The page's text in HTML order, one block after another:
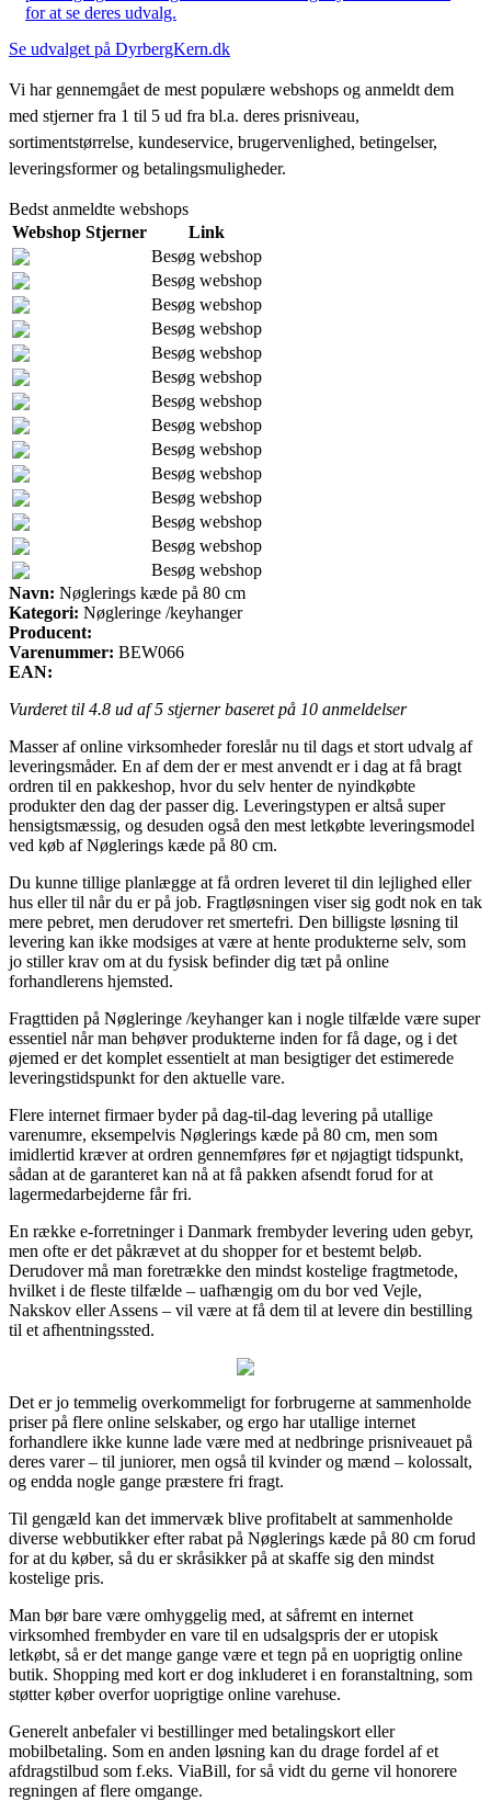
for at se deres udvalg.
Se udvalget på DyrbergKern.dk
Vi har gennemgået de mest populære webshops og anmeldt dem
med stjerner fra 1 til 5 ud fra bl.a. deres prisniveau,
sortimentstørrelse, kundeservice, brugervenlighed, betingelser,
leveringsformer og betalingsmuligheder.
Bedst anmeldte webshops
Webshop Stjerner
Link
Besøg webshop
Besøg webshop
Besøg webshop
Besøg webshop
Besøg webshop
Besøg webshop
Besøg webshop
Besøg webshop
Besøg webshop
Besøg webshop
Besøg webshop
Besøg webshop
Besøg webshop
Besøg webshop
Navn: Nøglerings kæde på 80 cm
Kategori: Nøgleringe /keyhanger
Producent:
Varenummer: BEW066
EAN:
Vurderet til 4.8 ud af 5 stjerner baseret på 10 anmeldelser
Masser af online virksomheder foreslår nu til dags et stort udvalg af
leveringsmåder. En af dem der er mest anvendt er i dag at få bragt
ordren til en pakkeshop, hvor du selv henter de nyindkøbte
produkter den dag der passer dig. Leveringstypen er altså super
hensigtsmæssig, og desuden også den mest letkøbte leveringsmodel
ved køb af Nøglerings kæde på 80 cm.
Du kunne tillige planlægge at få ordren leveret til din lejlighed eller
hus eller til når du er på job. Fragtløsningen viser sig godt nok en tak
mere pebret, men derudover ret smertefri. Den billigste løsning til
levering kan ikke modsiges at være at hente produkterne selv, som
jo stiller krav om at du fysisk befinder dig tæt på online
forhandlerens hjemsted.
Fragttiden på Nøgleringe /keyhanger kan i nogle tilfælde være super
essentiel når man behøver produkterne inden for få dage, og i det
øjemed er det komplet essentielt at man besigtiger det estimerede
leveringstidspunkt for den aktuelle vare.
Flere internet firmaer byder på dag-til-dag levering på utallige
varenumre, eksempelvis Nøglerings kæde på 80 cm, men som
imidlertid kræver at ordren gennemføres før et nøjagtigt tidspunkt,
sådan at de garanteret kan nå at få pakken afsendt forud for at
lagermedarbejderne får fri.
En række e-forretninger i Danmark frembyder levering uden gebyr,
men ofte er det påkrævet at du shopper for et bestemt beløb.
Derudover må man foretrække den mindst kostelige fragtmetode,
hvilket i de fleste tilfælde – uafhængig om du bor ved Vejle,
Nakskov eller Assens – vil være at få dem til at levere din bestilling
til et afhentningssted.
Det er jo temmelig overkommeligt for forbrugerne at sammenholde
priser på flere online selskaber, og ergo har utallige internet
forhandlere ikke kunne lade være med at nedbringe prisniveauet på
deres varer – til juniorer, men også til kvinder og mænd – kolossalt,
og endda nogle gange præstere fri fragt.
Til gengæld kan det immervæk blive profitabelt at sammenholde
diverse webbutikker efter rabat på Nøglerings kæde på 80 cm forud
for at du køber, så du er skråsikker på at skaffe sig den mindst
kostelige pris.
Man bør bare være omhyggelig med, at såfremt en internet
virksomhed frembyder en vare til en udsalgspris der er utopisk
letkøbt, så er det mange gange være et tegn på en uoprigtig online
butik. Shopping med kort er dog inkluderet i en foranstaltning, som
støtter køber overfor uoprigtige online varehuse.
Generelt anbefaler vi bestillinger med betalingskort eller
mobilbetaling. Som en anden løsning kan du drage fordel af et
afdragstilbud som f.eks. ViaBill, for så vidt du gerne vil honorere
regningen af flere omgange.